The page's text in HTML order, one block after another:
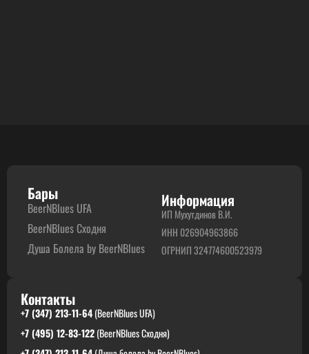
Бары
BeerNBlues UFA
BeerNBlues Сходня
Душа Болела by BeerNBlues
Информация
ИП Мухутдинов В.И.
ИНН 026904963866
ОГРНИП 324774600523979
Контакты
+7 (347) 213-11-64(BeerNBlues UFA)
+7 (495) 12-83-122(BeerNBlues Сходня)